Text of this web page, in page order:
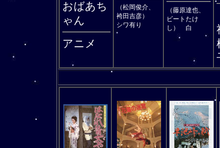
おばあち
ゃん
アニメ
（松岡俊介、
袴田吉彦）
シワ有り
（藤原達也、
ビートたけ
し） 白